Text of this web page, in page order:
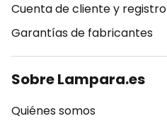
Cuenta de cliente y registro
Garantías de fabricantes
Sobre Lampara.es
Quiénes somos